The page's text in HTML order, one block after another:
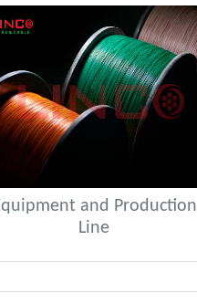
and Production
Line